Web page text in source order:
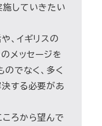
していきたい
、イギリスの
メッセージを
でなく、多く
する必要があ
ろから望んで